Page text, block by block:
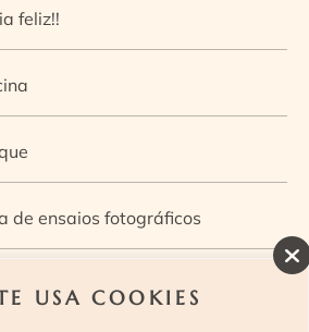
USA COOKIES
feliz!!
de ensaios fotográficos
como a fotografia ajuda a
e a identidade da criança